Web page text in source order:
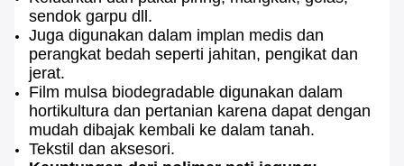
sendok garpu dll.
Juga digunakan dalam implan medis dan
perangkat bedah seperti jahitan, pengikat dan
jerat.
Film mulsa biodegradable digunakan dalam
hortikultura dan pertanian karena dapat dengan
mudah dibajak kembali ke dalam tanah.
Tekstil dan aksesori.